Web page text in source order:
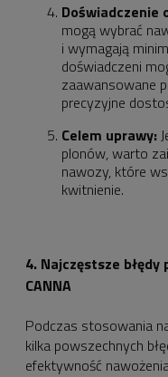
Doświadczenie
mogą wybrać
i wymagają
doświadczeni
zaawansowane
precyzyjne
Celem uprawy:
plonów, warto
nawozy, które
kwitnienie.
4. Najczęstsze
CANNA
Podczas stosowania
kilka powszechnych
efektywność